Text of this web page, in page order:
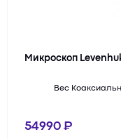
Микроскоп
Вес
54990